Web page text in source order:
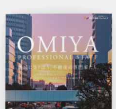
Update: 2026.07.01
折りパンフレットエリア広告 スタッ
フ紹介新作来店訴求査定ナチュラル
大宮センター